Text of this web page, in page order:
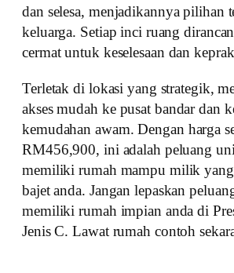
dan selesa, menjadikannya pilihan
keluarga. Setiap inci ruang
cermat untuk keselesaan dan
Terletak di lokasi yang strategik,
akses mudah ke pusat bandar dan
kemudahan awam. Dengan harga
RM456,900, ini adalah peluang
memiliki rumah mampu milik yang
bajet anda. Jangan lepaskan
memiliki rumah impian anda di
Jenis C. Lawat rumah contoh